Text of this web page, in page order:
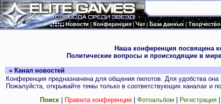
Новости|Конференция|Чат|База данных|Творчество
Наша конференция посвящена
Политические вопросы и происходящие в
» Канал новостей
Конференция предназначена для общения пилотов. Для удобства
Пожалуйста, открывайте темы только в соответствующих каналах и
Поиск| Правила конференции| Фотоальбом Регистрация